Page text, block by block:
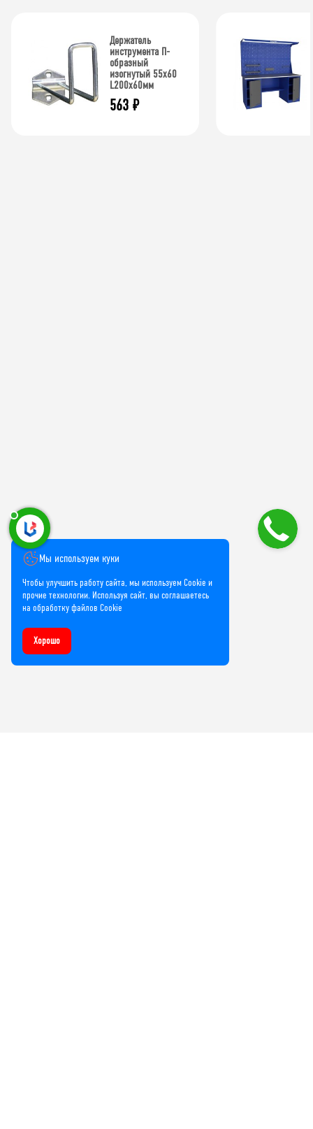
Держатель
инструмента П-
образный
изогнутый 55х60
L200х60мм
563 ₽
Мы используем куки
Чтобы улучшить работу сайта, мы используем Cookie и
прочие технологии. Используя сайт, вы соглашаетесь
на обработку файлов Cookie
Хорошо